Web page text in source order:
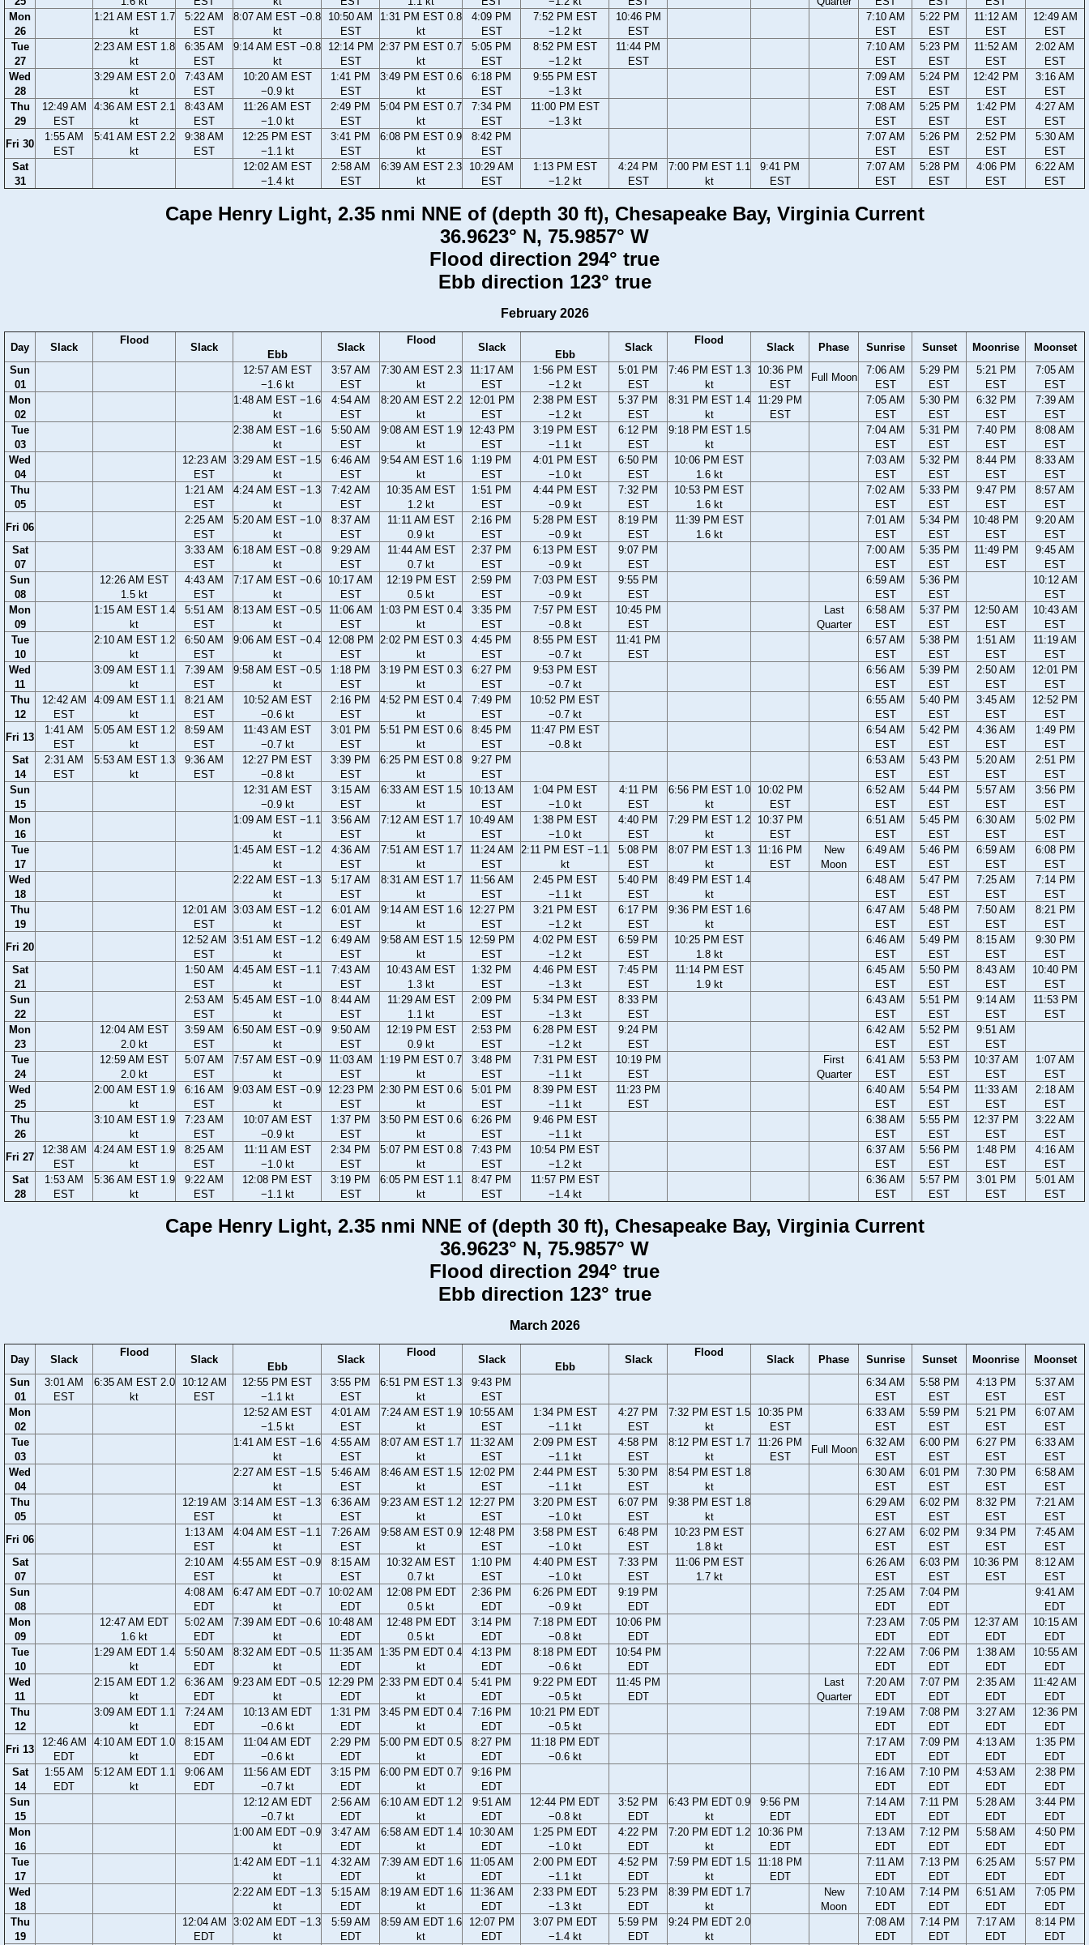
Mon
26
1:21 AM EST 1.7
kt
5:22 AM
EST
8:07 AM EST −0.8
kt
10:50 AM
EST
1:31 PM EST 0.8
kt
4:09 PM
EST
7:52 PM EST
−1.2 kt
10:46 PM
EST
7:10 AM
EST
5:22 PM
EST
11:12 AM
EST
12:49 AM
EST
Tue
27
2:23 AM EST 1.8
kt
6:35 AM
EST
9:14 AM EST −0.8
kt
12:14 PM
EST
2:37 PM EST 0.7
kt
5:05 PM
EST
8:52 PM EST
−1.2 kt
11:44 PM
EST
7:10 AM
EST
5:23 PM
EST
11:52 AM
EST
2:02 AM
EST
Wed
28
3:29 AM EST 2.0
kt
7:43 AM
EST
10:20 AM EST
−0.9 kt
1:41 PM
EST
3:49 PM EST 0.6
kt
6:18 PM
EST
9:55 PM EST
−1.3 kt
7:09 AM
EST
5:24 PM
EST
12:42 PM
EST
3:16 AM
EST
Thu
29
12:49 AM
EST
4:36 AM EST 2.1
kt
8:43 AM
EST
11:26 AM EST
−1.0 kt
2:49 PM
EST
5:04 PM EST 0.7
kt
7:34 PM
EST
11:00 PM EST
−1.3 kt
7:08 AM
EST
5:25 PM
EST
1:42 PM
EST
4:27 AM
EST
Fri 30
1:55 AM
EST
5:41 AM EST 2.2
kt
9:38 AM
EST
12:25 PM EST
−1.1 kt
3:41 PM
EST
6:08 PM EST 0.9
kt
8:42 PM
EST
7:07 AM
EST
5:26 PM
EST
2:52 PM
EST
5:30 AM
EST
Sat
31
12:02 AM EST
−1.4 kt
2:58 AM
EST
6:39 AM EST 2.3
kt
10:29 AM
EST
1:13 PM EST
−1.2 kt
4:24 PM
EST
7:00 PM EST 1.1
kt
9:41 PM
EST
7:07 AM
EST
5:28 PM
EST
4:06 PM
EST
6:22 AM
EST
Cape Henry Light, 2.35 nmi NNE of (depth 30 ft), Chesapeake Bay, Virginia Current
36.9623° N, 75.9857° W
Flood direction 294° true
Ebb direction 123° true
February 2026
Day Slack
Flood
Slack
Ebb
Slack
Flood
Slack
Ebb
Slack
Flood
Slack Phase Sunrise Sunset Moonrise
Moonset
Sun
01
12:57 AM EST
−1.6 kt
3:57 AM
EST
7:30 AM EST 2.3
kt
11:17 AM
EST
1:56 PM EST
−1.2 kt
5:01 PM
EST
7:46 PM EST 1.3
kt
10:36 PM
EST
Full Moon
7:06 AM
EST
5:29 PM
EST
5:21 PM
EST
7:05 AM
EST
Mon
02
1:48 AM EST −1.6
kt
4:54 AM
EST
8:20 AM EST 2.2
kt
12:01 PM
EST
2:38 PM EST
−1.2 kt
5:37 PM
EST
8:31 PM EST 1.4
kt
11:29 PM
EST
7:05 AM
EST
5:30 PM
EST
6:32 PM
EST
7:39 AM
EST
Tue
03
2:38 AM EST −1.6
kt
5:50 AM
EST
9:08 AM EST 1.9
kt
12:43 PM
EST
3:19 PM EST
−1.1 kt
6:12 PM
EST
9:18 PM EST 1.5
kt
7:04 AM
EST
5:31 PM
EST
7:40 PM
EST
8:08 AM
EST
Wed
04
12:23 AM
EST
3:29 AM EST −1.5
kt
6:46 AM
EST
9:54 AM EST 1.6
kt
1:19 PM
EST
4:01 PM EST
−1.0 kt
6:50 PM
EST
10:06 PM EST
1.6 kt
7:03 AM
EST
5:32 PM
EST
8:44 PM
EST
8:33 AM
EST
Thu
05
1:21 AM
EST
4:24 AM EST −1.3
kt
7:42 AM
EST
10:35 AM EST
1.2 kt
1:51 PM
EST
4:44 PM EST
−0.9 kt
7:32 PM
EST
10:53 PM EST
1.6 kt
7:02 AM
EST
5:33 PM
EST
9:47 PM
EST
8:57 AM
EST
Fri 06
2:25 AM
EST
5:20 AM EST −1.0
kt
8:37 AM
EST
11:11 AM EST
0.9 kt
2:16 PM
EST
5:28 PM EST
−0.9 kt
8:19 PM
EST
11:39 PM EST
1.6 kt
7:01 AM
EST
5:34 PM
EST
10:48 PM
EST
9:20 AM
EST
Sat
07
3:33 AM
EST
6:18 AM EST −0.8
kt
9:29 AM
EST
11:44 AM EST
0.7 kt
2:37 PM
EST
6:13 PM EST
−0.9 kt
9:07 PM
EST
7:00 AM
EST
5:35 PM
EST
11:49 PM
EST
9:45 AM
EST
Sun
08
12:26 AM EST
1.5 kt
4:43 AM
EST
7:17 AM EST −0.6
kt
10:17 AM
EST
12:19 PM EST
0.5 kt
2:59 PM
EST
7:03 PM EST
−0.9 kt
9:55 PM
EST
6:59 AM
EST
5:36 PM
EST
10:12 AM
EST
Mon
09
1:15 AM EST 1.4
kt
5:51 AM
EST
8:13 AM EST −0.5
kt
11:06 AM
EST
1:03 PM EST 0.4
kt
3:35 PM
EST
7:57 PM EST
−0.8 kt
10:45 PM
EST
Last
Quarter
6:58 AM
EST
5:37 PM
EST
12:50 AM
EST
10:43 AM
EST
Tue
10
2:10 AM EST 1.2
kt
6:50 AM
EST
9:06 AM EST −0.4
kt
12:08 PM
EST
2:02 PM EST 0.3
kt
4:45 PM
EST
8:55 PM EST
−0.7 kt
11:41 PM
EST
6:57 AM
EST
5:38 PM
EST
1:51 AM
EST
11:19 AM
EST
Wed
11
3:09 AM EST 1.1
kt
7:39 AM
EST
9:58 AM EST −0.5
kt
1:18 PM
EST
3:19 PM EST 0.3
kt
6:27 PM
EST
9:53 PM EST
−0.7 kt
6:56 AM
EST
5:39 PM
EST
2:50 AM
EST
12:01 PM
EST
Thu
12
12:42 AM
EST
4:09 AM EST 1.1
kt
8:21 AM
EST
10:52 AM EST
−0.6 kt
2:16 PM
EST
4:52 PM EST 0.4
kt
7:49 PM
EST
10:52 PM EST
−0.7 kt
6:55 AM
EST
5:40 PM
EST
3:45 AM
EST
12:52 PM
EST
Fri 13
1:41 AM
EST
5:05 AM EST 1.2
kt
8:59 AM
EST
11:43 AM EST
−0.7 kt
3:01 PM
EST
5:51 PM EST 0.6
kt
8:45 PM
EST
11:47 PM EST
−0.8 kt
6:54 AM
EST
5:42 PM
EST
4:36 AM
EST
1:49 PM
EST
Sat
14
2:31 AM
EST
5:53 AM EST 1.3
kt
9:36 AM
EST
12:27 PM EST
−0.8 kt
3:39 PM
EST
6:25 PM EST 0.8
kt
9:27 PM
EST
6:53 AM
EST
5:43 PM
EST
5:20 AM
EST
2:51 PM
EST
Sun
15
12:31 AM EST
−0.9 kt
3:15 AM
EST
6:33 AM EST 1.5
kt
10:13 AM
EST
1:04 PM EST
−1.0 kt
4:11 PM
EST
6:56 PM EST 1.0
kt
10:02 PM
EST
6:52 AM
EST
5:44 PM
EST
5:57 AM
EST
3:56 PM
EST
Mon
16
1:09 AM EST −1.1
kt
3:56 AM
EST
7:12 AM EST 1.7
kt
10:49 AM
EST
1:38 PM EST
−1.0 kt
4:40 PM
EST
7:29 PM EST 1.2
kt
10:37 PM
EST
6:51 AM
EST
5:45 PM
EST
6:30 AM
EST
5:02 PM
EST
Tue
17
1:45 AM EST −1.2
kt
4:36 AM
EST
7:51 AM EST 1.7
kt
11:24 AM
EST
2:11 PM EST −1.1
kt
5:08 PM
EST
8:07 PM EST 1.3
kt
11:16 PM
EST
New
Moon
6:49 AM
EST
5:46 PM
EST
6:59 AM
EST
6:08 PM
EST
Wed
18
2:22 AM EST −1.3
kt
5:17 AM
EST
8:31 AM EST 1.7
kt
11:56 AM
EST
2:45 PM EST
−1.1 kt
5:40 PM
EST
8:49 PM EST 1.4
kt
6:48 AM
EST
5:47 PM
EST
7:25 AM
EST
7:14 PM
EST
Thu
19
12:01 AM
EST
3:03 AM EST −1.2
kt
6:01 AM
EST
9:14 AM EST 1.6
kt
12:27 PM
EST
3:21 PM EST
−1.2 kt
6:17 PM
EST
9:36 PM EST 1.6
kt
6:47 AM
EST
5:48 PM
EST
7:50 AM
EST
8:21 PM
EST
Fri 20
12:52 AM
EST
3:51 AM EST −1.2
kt
6:49 AM
EST
9:58 AM EST 1.5
kt
12:59 PM
EST
4:02 PM EST
−1.2 kt
6:59 PM
EST
10:25 PM EST
1.8 kt
6:46 AM
EST
5:49 PM
EST
8:15 AM
EST
9:30 PM
EST
Sat
21
1:50 AM
EST
4:45 AM EST −1.1
kt
7:43 AM
EST
10:43 AM EST
1.3 kt
1:32 PM
EST
4:46 PM EST
−1.3 kt
7:45 PM
EST
11:14 PM EST
1.9 kt
6:45 AM
EST
5:50 PM
EST
8:43 AM
EST
10:40 PM
EST
Sun
22
2:53 AM
EST
5:45 AM EST −1.0
kt
8:44 AM
EST
11:29 AM EST
1.1 kt
2:09 PM
EST
5:34 PM EST
−1.3 kt
8:33 PM
EST
6:43 AM
EST
5:51 PM
EST
9:14 AM
EST
11:53 PM
EST
Mon
23
12:04 AM EST
2.0 kt
3:59 AM
EST
6:50 AM EST −0.9
kt
9:50 AM
EST
12:19 PM EST
0.9 kt
2:53 PM
EST
6:28 PM EST
−1.2 kt
9:24 PM
EST
6:42 AM
EST
5:52 PM
EST
9:51 AM
EST
Tue
24
12:59 AM EST
2.0 kt
5:07 AM
EST
7:57 AM EST −0.9
kt
11:03 AM
EST
1:19 PM EST 0.7
kt
3:48 PM
EST
7:31 PM EST
−1.1 kt
10:19 PM
EST
First
Quarter
6:41 AM
EST
5:53 PM
EST
10:37 AM
EST
1:07 AM
EST
Wed
25
2:00 AM EST 1.9
kt
6:16 AM
EST
9:03 AM EST −0.9
kt
12:23 PM
EST
2:30 PM EST 0.6
kt
5:01 PM
EST
8:39 PM EST
−1.1 kt
11:23 PM
EST
6:40 AM
EST
5:54 PM
EST
11:33 AM
EST
2:18 AM
EST
Thu
26
3:10 AM EST 1.9
kt
7:23 AM
EST
10:07 AM EST
−0.9 kt
1:37 PM
EST
3:50 PM EST 0.6
kt
6:26 PM
EST
9:46 PM EST
−1.1 kt
6:38 AM
EST
5:55 PM
EST
12:37 PM
EST
3:22 AM
EST
Fri 27
12:38 AM
EST
4:24 AM EST 1.9
kt
8:25 AM
EST
11:11 AM EST
−1.0 kt
2:34 PM
EST
5:07 PM EST 0.8
kt
7:43 PM
EST
10:54 PM EST
−1.2 kt
6:37 AM
EST
5:56 PM
EST
1:48 PM
EST
4:16 AM
EST
Sat
28
1:53 AM
EST
5:36 AM EST 1.9
kt
9:22 AM
EST
12:08 PM EST
−1.1 kt
3:19 PM
EST
6:05 PM EST 1.1
kt
8:47 PM
EST
11:57 PM EST
−1.4 kt
6:36 AM
EST
5:57 PM
EST
3:01 PM
EST
5:01 AM
EST
Cape Henry Light, 2.35 nmi NNE of (depth 30 ft), Chesapeake Bay, Virginia Current
36.9623° N, 75.9857° W
Flood direction 294° true
Ebb direction 123° true
March 2026
Day Slack
Flood
Slack
Ebb
Slack
Flood
Slack
Ebb
Slack
Flood
Slack Phase Sunrise Sunset Moonrise
Moonset
Sun
01
3:01 AM
EST
6:35 AM EST 2.0
kt
10:12 AM
EST
12:55 PM EST
−1.1 kt
3:55 PM
EST
6:51 PM EST 1.3
kt
9:43 PM
EST
6:34 AM
EST
5:58 PM
EST
4:13 PM
EST
5:37 AM
EST
Mon
02
12:52 AM EST
−1.5 kt
4:01 AM
EST
7:24 AM EST 1.9
kt
10:55 AM
EST
1:34 PM EST
−1.1 kt
4:27 PM
EST
7:32 PM EST 1.5
kt
10:35 PM
EST
6:33 AM
EST
5:59 PM
EST
5:21 PM
EST
6:07 AM
EST
Tue
03
1:41 AM EST −1.6
kt
4:55 AM
EST
8:07 AM EST 1.7
kt
11:32 AM
EST
2:09 PM EST
−1.1 kt
4:58 PM
EST
8:12 PM EST 1.7
kt
11:26 PM
EST
Full Moon
6:32 AM
EST
6:00 PM
EST
6:27 PM
EST
6:33 AM
EST
Wed
04
2:27 AM EST −1.5
kt
5:46 AM
EST
8:46 AM EST 1.5
kt
12:02 PM
EST
2:44 PM EST
−1.1 kt
5:30 PM
EST
8:54 PM EST 1.8
kt
6:30 AM
EST
6:01 PM
EST
7:30 PM
EST
6:58 AM
EST
Thu
05
12:19 AM
EST
3:14 AM EST −1.3
kt
6:36 AM
EST
9:23 AM EST 1.2
kt
12:27 PM
EST
3:20 PM EST
−1.0 kt
6:07 PM
EST
9:38 PM EST 1.8
kt
6:29 AM
EST
6:02 PM
EST
8:32 PM
EST
7:21 AM
EST
Fri 06
1:13 AM
EST
4:04 AM EST −1.1
kt
7:26 AM
EST
9:58 AM EST 0.9
kt
12:48 PM
EST
3:58 PM EST
−1.0 kt
6:48 PM
EST
10:23 PM EST
1.8 kt
6:27 AM
EST
6:02 PM
EST
9:34 PM
EST
7:45 AM
EST
Sat
07
2:10 AM
EST
4:55 AM EST −0.9
kt
8:15 AM
EST
10:32 AM EST
0.7 kt
1:10 PM
EST
4:40 PM EST
−1.0 kt
7:33 PM
EST
11:06 PM EST
1.7 kt
6:26 AM
EST
6:03 PM
EST
10:36 PM
EST
8:12 AM
EST
Sun
08
4:08 AM
EDT
6:47 AM EDT −0.7
kt
10:02 AM
EDT
12:08 PM EDT
0.5 kt
2:36 PM
EDT
6:26 PM EDT
−0.9 kt
9:19 PM
EDT
7:25 AM
EDT
7:04 PM
EDT
9:41 AM
EDT
Mon
09
12:47 AM EDT
1.6 kt
5:02 AM
EDT
7:39 AM EDT −0.6
kt
10:48 AM
EDT
12:48 PM EDT
0.5 kt
3:14 PM
EDT
7:18 PM EDT
−0.8 kt
10:06 PM
EDT
7:23 AM
EDT
7:05 PM
EDT
12:37 AM
EDT
10:15 AM
EDT
Tue
10
1:29 AM EDT 1.4
kt
5:50 AM
EDT
8:32 AM EDT −0.5
kt
11:35 AM
EDT
1:35 PM EDT 0.4
kt
4:13 PM
EDT
8:18 PM EDT
−0.6 kt
10:54 PM
EDT
7:22 AM
EDT
7:06 PM
EDT
1:38 AM
EDT
10:55 AM
EDT
Wed
11
2:15 AM EDT 1.2
kt
6:36 AM
EDT
9:23 AM EDT −0.5
kt
12:29 PM
EDT
2:33 PM EDT 0.4
kt
5:41 PM
EDT
9:22 PM EDT
−0.5 kt
11:45 PM
EDT
Last
Quarter
7:20 AM
EDT
7:07 PM
EDT
2:35 AM
EDT
11:42 AM
EDT
Thu
12
3:09 AM EDT 1.1
kt
7:24 AM
EDT
10:13 AM EDT
−0.6 kt
1:31 PM
EDT
3:45 PM EDT 0.4
kt
7:16 PM
EDT
10:21 PM EDT
−0.5 kt
7:19 AM
EDT
7:08 PM
EDT
3:27 AM
EDT
12:36 PM
EDT
Fri 13
12:46 AM
EDT
4:10 AM EDT 1.0
kt
8:15 AM
EDT
11:04 AM EDT
−0.6 kt
2:29 PM
EDT
5:00 PM EDT 0.5
kt
8:27 PM
EDT
11:18 PM EDT
−0.6 kt
7:17 AM
EDT
7:09 PM
EDT
4:13 AM
EDT
1:35 PM
EDT
Sat
14
1:55 AM
EDT
5:12 AM EDT 1.1
kt
9:06 AM
EDT
11:56 AM EDT
−0.7 kt
3:15 PM
EDT
6:00 PM EDT 0.7
kt
9:16 PM
EDT
7:16 AM
EDT
7:10 PM
EDT
4:53 AM
EDT
2:38 PM
EDT
Sun
15
12:12 AM EDT
−0.7 kt
2:56 AM
EDT
6:10 AM EDT 1.2
kt
9:51 AM
EDT
12:44 PM EDT
−0.8 kt
3:52 PM
EDT
6:43 PM EDT 0.9
kt
9:56 PM
EDT
7:14 AM
EDT
7:11 PM
EDT
5:28 AM
EDT
3:44 PM
EDT
Mon
16
1:00 AM EDT −0.9
kt
3:47 AM
EDT
6:58 AM EDT 1.4
kt
10:30 AM
EDT
1:25 PM EDT
−1.0 kt
4:22 PM
EDT
7:20 PM EDT 1.2
kt
10:36 PM
EDT
7:13 AM
EDT
7:12 PM
EDT
5:58 AM
EDT
4:50 PM
EDT
Tue
17
1:42 AM EDT −1.1
kt
4:32 AM
EDT
7:39 AM EDT 1.6
kt
11:05 AM
EDT
2:00 PM EDT
−1.1 kt
4:52 PM
EDT
7:59 PM EDT 1.5
kt
11:18 PM
EDT
7:11 AM
EDT
7:13 PM
EDT
6:25 AM
EDT
5:57 PM
EDT
Wed
18
2:22 AM EDT −1.3
kt
5:15 AM
EDT
8:19 AM EDT 1.6
kt
11:36 AM
EDT
2:33 PM EDT
−1.3 kt
5:23 PM
EDT
8:39 PM EDT 1.7
kt
New
Moon
7:10 AM
EDT
7:14 PM
EDT
6:51 AM
EDT
7:05 PM
EDT
Thu
19
12:04 AM
EDT
3:02 AM EDT −1.3
kt
5:59 AM
EDT
8:59 AM EDT 1.6
kt
12:07 PM
EDT
3:07 PM EDT
−1.4 kt
5:59 PM
EDT
9:24 PM EDT 2.0
kt
7:08 AM
EDT
7:14 PM
EDT
7:17 AM
EDT
8:14 PM
EDT